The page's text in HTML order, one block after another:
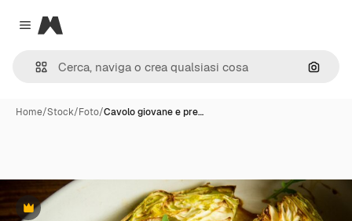
Close menu
Magnific
Cerca
Home/Stock/Foto/Cavolo giovane e pre…
Premium